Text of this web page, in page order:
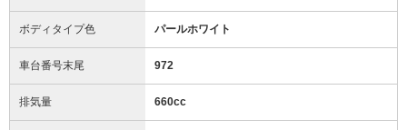
ボディタイプ色 パールホワイト
車台番号末尾 972
排気量 660cc